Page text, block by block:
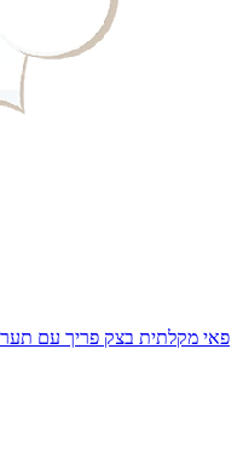
פאי מקלתית בצק פריך עם